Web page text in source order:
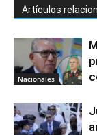
Artículos
Nacionales